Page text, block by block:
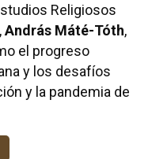
Religiosos
,András Máté-Tóth,
el progreso
y los desafíos
y la pandemia de